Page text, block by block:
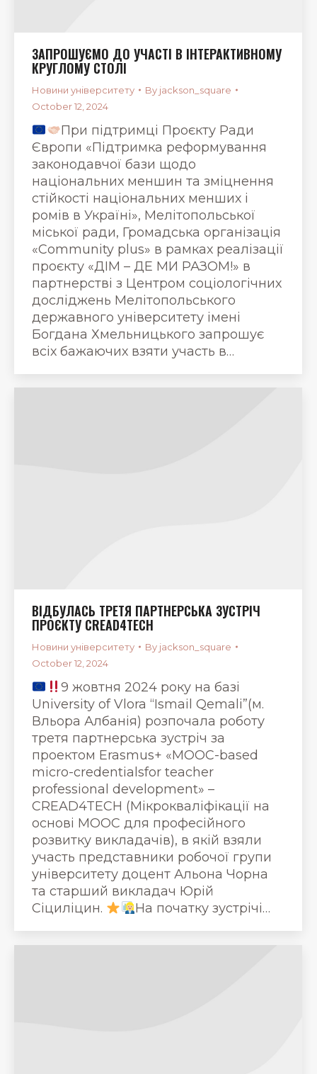
ЗАПРОШУЄМО ДО УЧАСТІ В ІНТЕРАКТИВНОМУ
КРУГЛОМУ СТОЛІ
Новини університету By jackson_square
October 12, 2024
При підтримці Проєкту Ради
Європи «Підтримка реформування
законодавчої бази щодо
національних меншин та зміцнення
стійкості національних менших і
ромів в Україні», Мелітопольської
міської ради, Громадська організація
«Community plus» в рамках реалізації
проєкту «ДІМ – ДЕ МИ РАЗОМ!» в
партнерстві з Центром соціологічних
досліджень Мелітопольського
державного університету імені
Богдана Хмельницького запрошує
всіх бажаючих взяти участь в…
ВІДБУЛАСЬ ТРЕТЯ ПАРТНЕРСЬКА ЗУСТРІЧ
ПРОЄКТУ CREAD4TECH
Новини університету By jackson_square
October 12, 2024
9 жовтня 2024 року на базі
University of Vlora “Ismail Qemali”(м.
Вльора Албанія) розпочала роботу
третя партнерська зустріч за
проектом Erasmus+ «MOOC-based
micro-credentialsfor teacher
professional development» –
CREAD4TECH (Мікрокваліфікації на
основі MOOC для професійного
розвитку викладачів), в якій взяли
участь представники робочої групи
університету доцент Альона Чорна
та старший викладач Юрій
Сіциліцин.
На початку зустрічі…